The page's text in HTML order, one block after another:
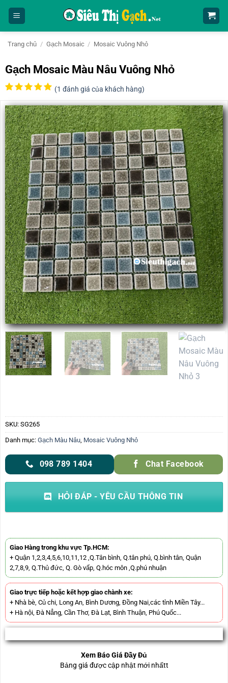
nội
dungTrang chủ / Gạch Mosaic / Mosaic Vuông Nhỏ
Gạch Mosaic Màu Nâu Vuông Nhỏ
5trên 5
dựa trên
1
đánh giá
(1 đánh giá của khách hàng)
SKU: SG265
Danh mục: Gạch Màu Nâu, Mosaic Vuông Nhỏ
098 789 1404 Chat Facebook
HỎI ĐÁP - YÊU CẦU THÔNG TIN
Giao Hàng trong khu vực Tp.HCM:
+ Quận 1,2,3,4,5,6,10,11,12 ,Q.Tân bình, Q.tân phú, Q.bình tân, Quận
2,7,8,9, Q.Thủ đức, Q. Gò vấp, Q.hóc môn ,Q.phú nhuận
Giao trực tiếp hoặc kết hợp giao chành xe:
+ Nhà bè, Củ chi, Long An, Bình Dương, Đồng Nai,các tỉnh Miền Tây...
+ Hà nội, Đà Nẳng, Cần Thơ, Đà Lạt, Bình Thuận, Phú Quốc...
Xem Báo Giá Đầy Đủ
Bảng giá được cập nhật mới nhấtt